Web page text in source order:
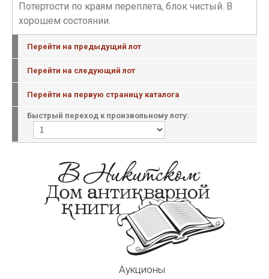
Потертости по краям переплета, блок чистый. В
хорошем состоянии.
Перейти на предыдущий лот
Перейти на следующий лот
Перейти на первую страницу каталога
Быстрый переход к произвольному лоту:
Аукционы